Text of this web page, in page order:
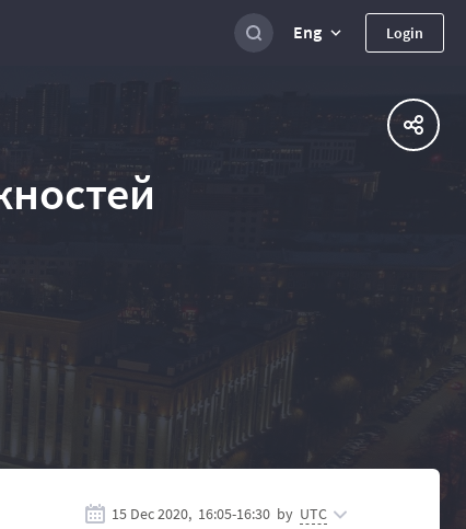
Eng Login
15 Dec 2020, 16:05-16:30 by UTC